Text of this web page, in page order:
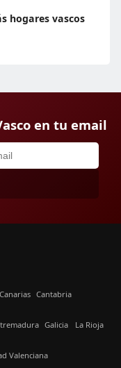
hogares vascos
en tu email
Canarias Cantabria
Galicia La Rioja
Valenciana